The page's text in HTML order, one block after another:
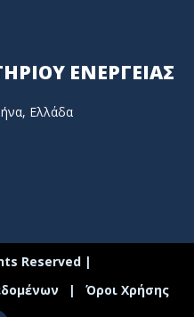
ΕΝΕΡΓΕΙΑΣ
Ελλάδα
Reserved |
| Όροι Χρήσης